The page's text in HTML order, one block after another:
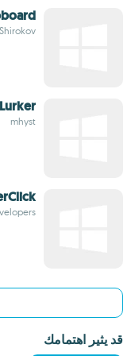
mhyst
قد يثير اهتمامك